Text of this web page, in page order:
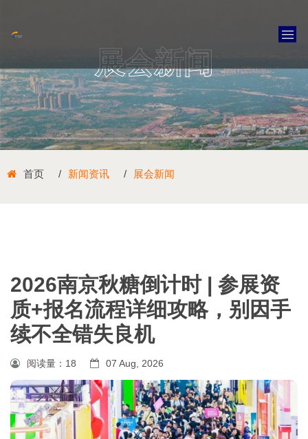
展会新闻
首页 新闻资讯 展会新闻
2026南京秋糖倒计时 | 参展资
质+报名流程详细攻略，别因手
续不全错失良机
阅读量： 18 07 Aug, 2026